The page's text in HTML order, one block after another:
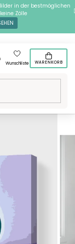
in der bestmöglichen
Zölle
Wunschliste
WARENKORB
nach Zahlen -